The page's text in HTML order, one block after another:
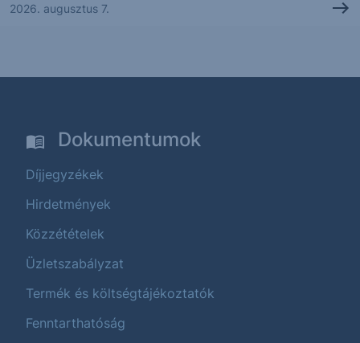
2026. augusztus 7.
Dokumentumok
Díjjegyzékek
Hirdetmények
Közzétételek
Üzletszabályzat
Termék és költségtájékoztatók
Fenntarthatóság